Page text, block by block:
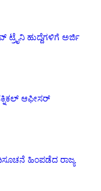
ಟ್ರೈನಿ ಹುದ್ದೆಗಳಿಗೆ ಅರ್ಜಿ
ಆಫೀಸರ್
ಹಿಂಪಡೆದ ರಾಜ್ಯ